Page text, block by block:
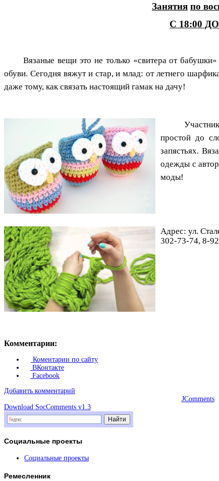
Занятия по
С 18:00
Вязаные вещи это не только «свитера от
обуви. Сегодня вяжут и стар, и млад: от летнего
даже тому, как связать настоящий гамак на дачу!
простой до
запястьях.
одежды с
моды!
Адрес: ул.
302-73-74, 8-
Комментарии:
Коментарии по сайту
ВКонтакте
Facebook
Добавить комментарий
JComments
Download SocComments v1.3
Социальные проекты
Социальные проекты
Ремесленник